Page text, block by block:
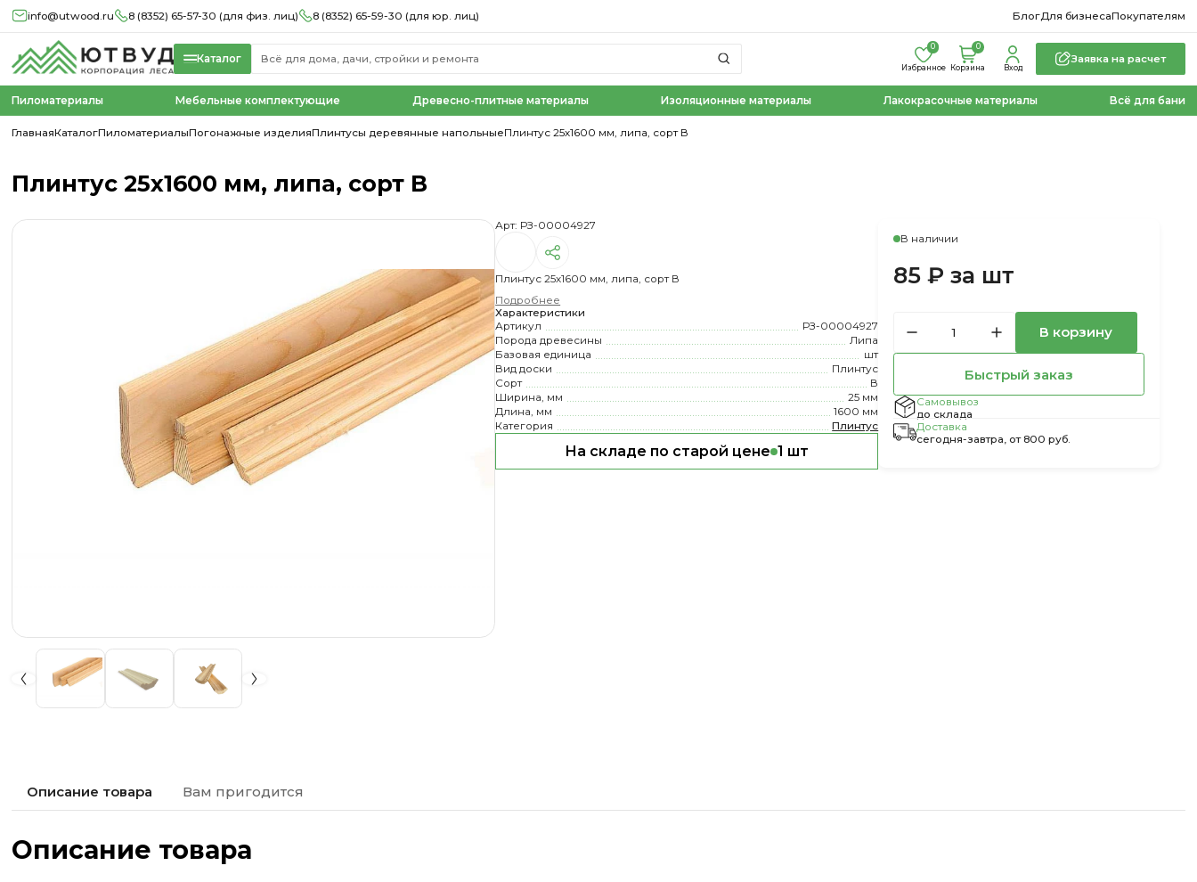
info@utwood.ru 8 (8352) 65-57-30 (для физ. лиц) 8 (8352) 65-59-30 (для юр. лиц) БлогДля бизнесаПокупателям
Каталог
Избранное
0 0
Корзина Вход
Заявка на расчет
Пиломатериалы Мебельные комплектующие Древесно-плитные материалы Изоляционные материалы Лакокрасочные материалы Всё для бани
ГлавнаяКаталогПиломатериалыПогонажные изделияПлинтусы деревянные напольныеПлинтус 25х1600 мм, липа, сорт В
Плинтус 25х1600 мм, липа, сорт В
Арт: РЗ-00004927
Плинтус 25х1600 мм, липа, сорт В
Подробнее
Характеристики
Артикул
РЗ-00004927
Порода древесины
Липа
Базовая единица
шт
Вид доски
Плинтус
Сорт
В
Ширина, мм
25 мм
Длина, мм
1600 мм
Категория
Плинтус
На складе по старой цене 1 шт
В наличии
85 ₽ за шт
В корзину
Быстрый заказ
Самовывоз
до склада
Доставка
сегодня-завтра, от 800 руб.
Описание товара Вам пригодится
Описание товара